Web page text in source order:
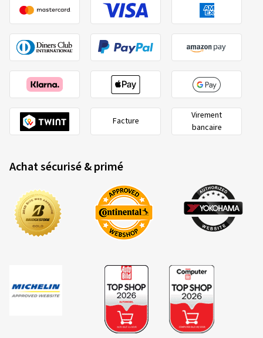
Facture
Virement
bancaire
Achat sécurisé & primé